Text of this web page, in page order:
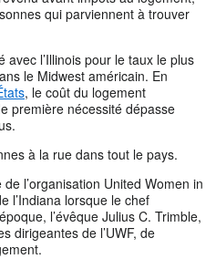
qui parviennent à trouver
avec l’Illinois pour le taux le plus
le Midwest américain. En
, le coût du logement
première nécessité dépasse
à la rue dans tout le pays.
l’organisation United Women in
l’Indiana lorsque le chef
l’évêque Julius C. Trimble,
dirigeantes de l’UWF, de